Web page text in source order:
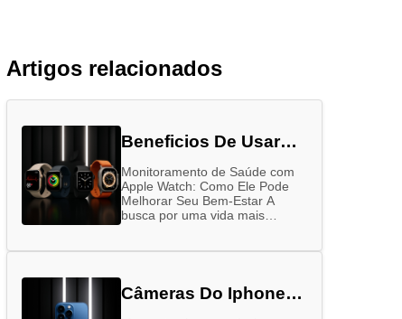
Artigos relacionados
Beneficios De Usar
Monitoramento de Saúde com
Apple Watch: Como Ele Pode
Melhorar Seu Bem-Estar A
busca por uma vida mais
Câmeras Do Iphone